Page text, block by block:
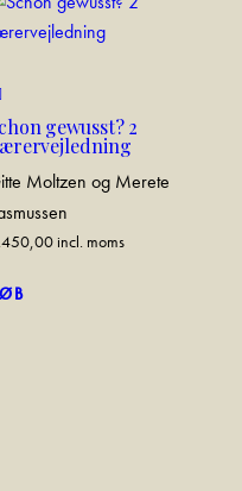
gewusst? 2
Moltzen og Merete
450,00incl. moms